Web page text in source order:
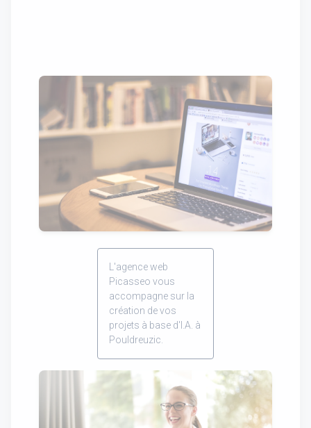
L'agence web
Picasseo vous
accompagne sur la
création de vos
projets à base d'I.A. à
Pouldreuzic.